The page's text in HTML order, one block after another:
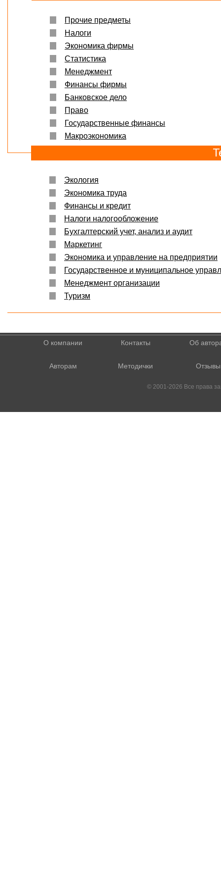
Прочие предметы
Налоги
Экономика фирмы
Статистика
Менеджмент
Финансы фирмы
Банковское дело
Право
Государственные финансы
Макроэкономика
Экология
Экономика труда
Финансы и кредит
Налоги налогообложение
Бухгалтерский учет, анализ и аудит
Маркетинг
Экономика и управление на предприятии
Государственное и муниципальное
Менеджмент организации
Туризм
О компании Контакты Об
Авторам Методички Отзывы
© 2001-2026 Все права